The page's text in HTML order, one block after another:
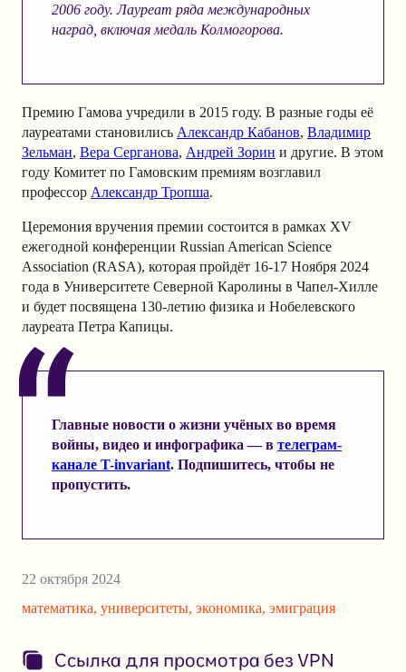
2006 году. Лауреат ряда международных
наград, включая медаль Колмогорова.
Премию Гамова учредили в 2015 году. В разные годы её
лауреатами становились Александр Кабанов, Владимир
Зельман, Вера Серганова, Андрей Зорин и другие. В этом
году Комитет по Гамовским премиям возглавил
профессор Александр Тропша.
Церемония вручения премии состоится в рамках XV
ежегодной конференции Russian American Science
Association (RASA), которая пройдёт 16-17 Ноября 2024
года в Университете Северной Каролины в Чапел-Хилле
и будет посвящена 130-летию физика и Нобелевского
лауреата Петра Капицы.
Главные новости о жизни учёных во время
войны, видео и инфографика — в телеграм-
канале T-invariant. Подпишитесь, чтобы не
пропустить.
22 октября 2024
математика, университеты, экономика, эмиграция
Ссылка для просмотра без VPN